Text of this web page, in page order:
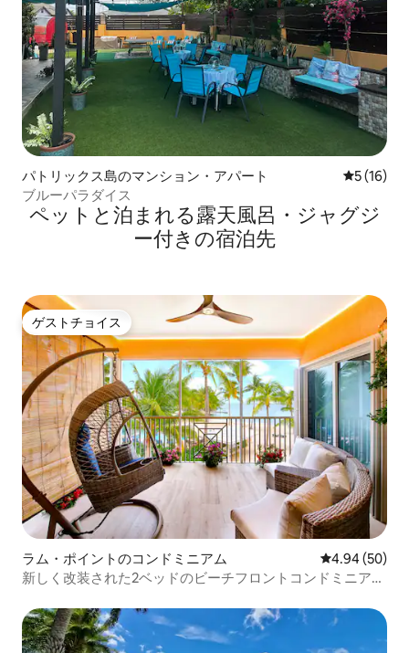
パトリックス島のマンション・アパート レビュー
5 (16)
ブルーパラダイス
ペットと泊まれる露天風呂・ジャグジ
ー付きの宿泊先
ゲストチョイス
ゲストチョイス
ラム・ポイントのコンドミニアム レビュー50
4.94 (50)
新しく改装された2ベッドのビーチフロントコンドミニア